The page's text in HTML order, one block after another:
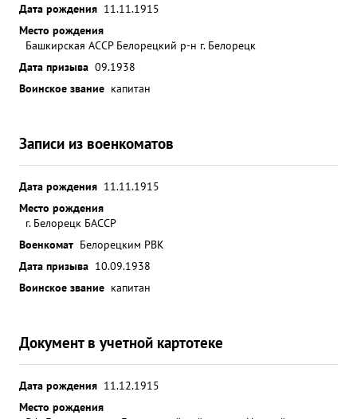
Дата рождения 11.11.1915
Место рождения
Башкирская АССР Белорецкий р-н г. Белорецк
Дата призыва 09.1938
Воинское звание капитан
Записи из военкоматов
Дата рождения 11.11.1915
Место рождения
г. Белорецк БАССР
Военкомат Белорецким РВК
Дата призыва 10.09.1938
Воинское звание капитан
Документ в учетной картотеке
Дата рождения 11.12.1915
Место рождения